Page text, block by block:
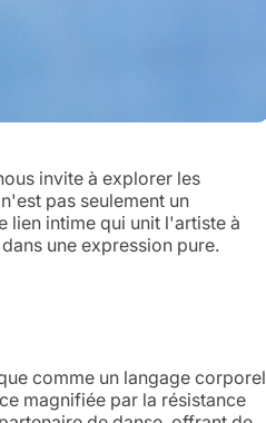
invite à explorer les
pas seulement un
lien intime qui unit l'artiste à
une expression pure.
comme un langage corporel
magnifiée par la résistance